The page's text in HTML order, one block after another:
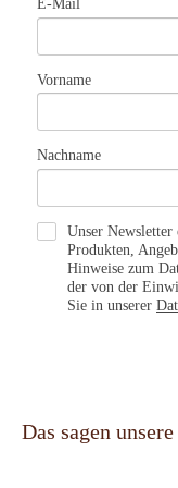
E-Mail
Vorname
Nachname
Unser Newsletter
Produkten,
Hinweise zum
der von der
Sie in unserer
Das sagen